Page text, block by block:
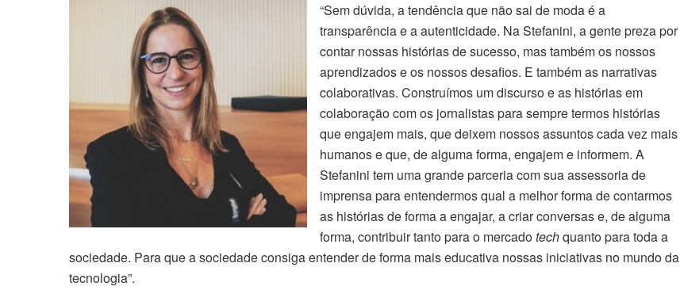
“Sem dúvida, a tendência que não sai de moda é a
transparência e a autenticidade. Na Stefanini, a gente preza por
contar nossas histórias de sucesso, mas também os nossos
aprendizados e os nossos desafios. E também as narrativas
colaborativas. Construímos um discurso e as histórias em
colaboração com os jornalistas para sempre termos histórias
que engajem mais, que deixem nossos assuntos cada vez mais
humanos e que, de alguma forma, engajem e informem. A
Stefanini tem uma grande parceria com sua assessoria de
imprensa para entendermos qual a melhor forma de contarmos
as histórias de forma a engajar, a criar conversas e, de alguma
forma, contribuir tanto para o mercadotechquanto para toda a
sociedade. Para que a sociedade consiga entender de forma mais educativa nossas iniciativas no mundo da
tecnologia”.